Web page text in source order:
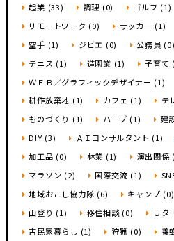
動画
地域
起業 (33)
調理 (0) ゴルフ (1)
リモートワーク (0)
サッカー (1)
空手 (1)
ジビエ (0) 公務員 (0)
テニス (1)
造園業 (1)
子育て
ＷＥＢ／グラフィックデザイナー (1)
耕作放棄地 (1)
カフェ (1)
テ
ものづくり (1)
ハーブ (1) 建
DIY (3)
ＡＩコンサルタント (1)
加工品 (0)
林業 (1) 演出関係
マラソン (2)
国際交流 (1)
地域おこし協力隊 (6)
キャンプ (0)
山登り (1)
移住相談 (0) Ｕタ
古民家暮らし (1)
狩猟 (0) 養